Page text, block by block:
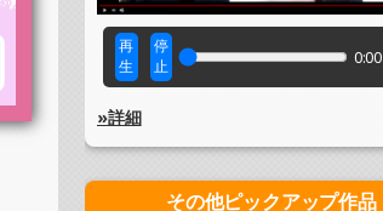
再
生
停
止
0:00
»詳細
その他ピックアップ作品